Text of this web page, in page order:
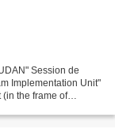
Session de
Implementation Unit"
the frame of